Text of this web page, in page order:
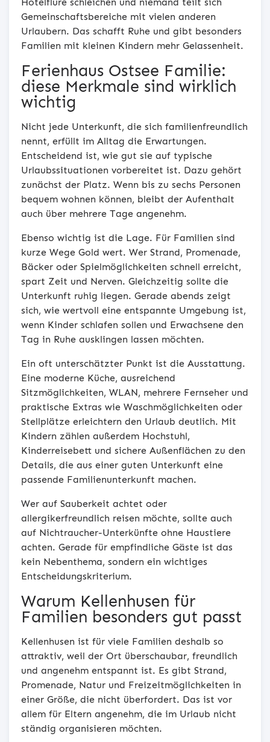
Gemeinschaftsbereiche mit vielen anderen
Urlaubern. Das schafft Ruhe und gibt besonders
Familien mit kleinen Kindern mehr Gelassenheit.
Ferienhaus Ostsee Familie:
diese Merkmale sind wirklich
wichtig
Nicht jede Unterkunft, die sich familienfreundlich
nennt, erfüllt im Alltag die Erwartungen.
Entscheidend ist, wie gut sie auf typische
Urlaubssituationen vorbereitet ist. Dazu gehört
zunächst der Platz. Wenn bis zu sechs Personen
bequem wohnen können, bleibt der Aufenthalt
auch über mehrere Tage angenehm.
Ebenso wichtig ist die Lage. Für Familien sind
kurze Wege Gold wert. Wer Strand, Promenade,
Bäcker oder Spielmöglichkeiten schnell erreicht,
spart Zeit und Nerven. Gleichzeitig sollte die
Unterkunft ruhig liegen. Gerade abends zeigt
sich, wie wertvoll eine entspannte Umgebung ist,
wenn Kinder schlafen sollen und Erwachsene den
Tag in Ruhe ausklingen lassen möchten.
Ein oft unterschätzter Punkt ist die Ausstattung.
Eine moderne Küche, ausreichend
Sitzmöglichkeiten, WLAN, mehrere Fernseher und
praktische Extras wie Waschmöglichkeiten oder
Stellplätze erleichtern den Urlaub deutlich. Mit
Kindern zählen außerdem Hochstuhl,
Kinderreisebett und sichere Außenflächen zu den
Details, die aus einer guten Unterkunft eine
passende Familienunterkunft machen.
Wer auf Sauberkeit achtet oder
allergikerfreundlich reisen möchte, sollte auch
auf Nichtraucher-Unterkünfte ohne Haustiere
achten. Gerade für empfindliche Gäste ist das
kein Nebenthema, sondern ein wichtiges
Entscheidungskriterium.
Warum Kellenhusen für
Familien besonders gut passt
Kellenhusen ist für viele Familien deshalb so
attraktiv, weil der Ort überschaubar, freundlich
und angenehm entspannt ist. Es gibt Strand,
Promenade, Natur und Freizeitmöglichkeiten in
einer Größe, die nicht überfordert. Das ist vor
allem für Eltern angenehm, die im Urlaub nicht
ständig organisieren möchten.